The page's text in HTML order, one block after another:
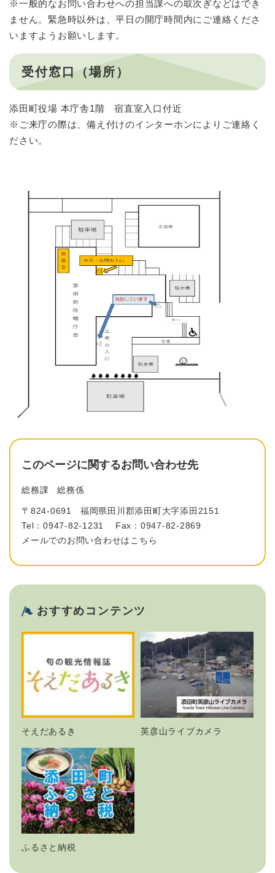
※一般的なお問い合わせへの担当課への取次ぎなどはでき
ません。緊急時以外は、平日の開庁時間内にご連絡くださ
いますようお願いします。
受付窓口（場所）
添田町役場 本庁舎1階 宿直室入口付近
※ご来庁の際は、備え付けのインターホンによりご連絡く
ださい。
このページに関するお問い合わせ先
総務課 総務係
〒824-0691
福岡県田川郡添田町大字添田2151
Tel：0947-82-1231
Fax：0947-82-2869
メールでのお問い合わせはこちら
おすすめコンテンツ
そえだあるき 英彦山ライブカメラ
ふるさと納税